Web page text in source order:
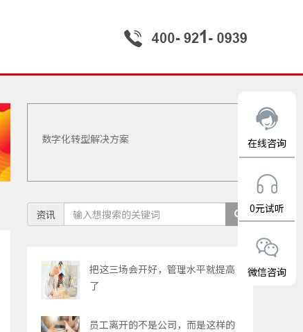
在线咨询
0元试听
微信咨询
数字化转型解决方案
资讯
把这三场会开好，管理水平就提高
了
员工离开的不是公司，而是这样的